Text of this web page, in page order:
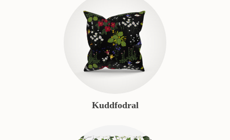
Kuddfodral